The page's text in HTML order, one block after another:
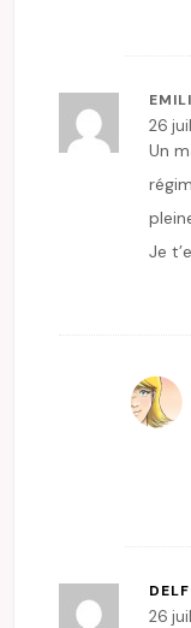
26
Un
Je
26